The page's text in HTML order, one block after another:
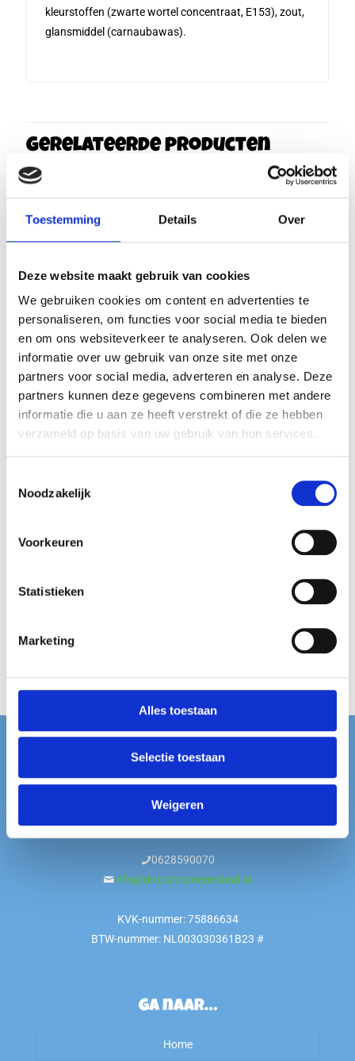
Toestemming Details Over
Deze website maakt gebruik van cookies
We gebruiken cookies om content en advertenties te
personaliseren, om functies voor social media te bieden
en om ons websiteverkeer te analyseren. Ook delen we
informatie over uw gebruik van onze site met onze
partners voor social media, adverteren en analyse. Deze
partners kunnen deze gegevens combineren met andere
informatie die u aan ze heeft verstrekt of die ze hebben
verzameld op basis van uw gebruik van hun services.
Noodzakelijk
Voorkeuren
Statistieken
Marketing
Alles toestaan
Selectie toestaan
Weigeren
kleurstoffen (zwarte wortel concentraat, E153), zout,
glansmiddel (carnaubawas).
Gerelateerde producten
Cadillacs
Autodrop 1
kilo
€ 13,95 Oorspronkelijke
prijs
was:
€ 9,95Huidige
prijs
is:
Haribo
Banaantjes
500 gram
€6,49
Schuim
200 gram
Contact
Dropshop Nederland
Hoofdweg 89
0628590070
info@dropshopnederland.nl
KVK-nummer: 75886634
BTW-nummer: NL003030361B23 #
Ga naar…
Home